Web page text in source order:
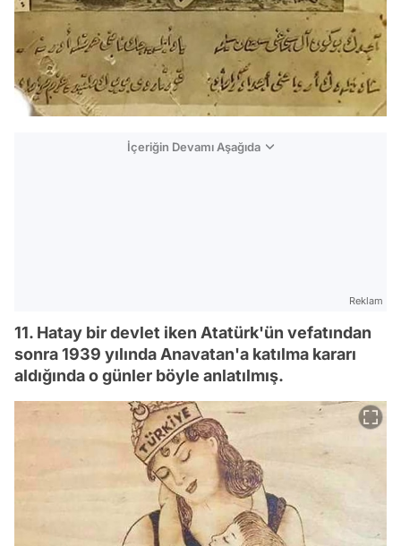
İçeriğin Devamı Aşağıda
Reklam
11. Hatay bir devlet iken Atatürk'ün vefatından
sonra 1939 yılında Anavatan'a katılma kararı
aldığında o günler böyle anlatılmış.